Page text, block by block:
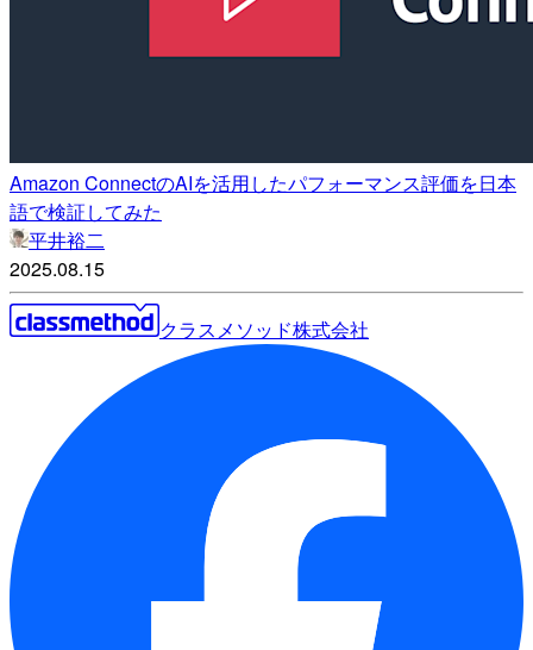
Amazon ConnectのAIを活用したパフォーマンス評価を日本
語で検証してみた
平井裕二
2025.08.15
クラスメソッド株式会社